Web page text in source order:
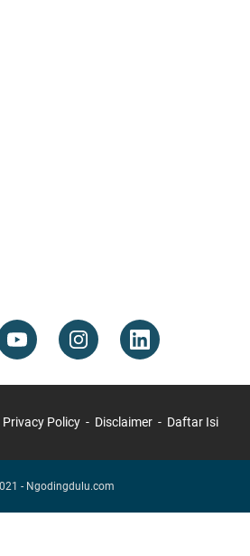
Privacy Policy Disclaimer Daftar Isi
- Ngodingdulu.com